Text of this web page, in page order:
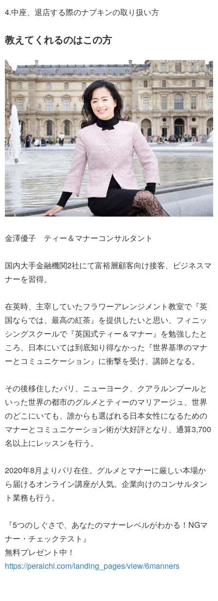
4.中座、退店する際のナプキンの取り扱い方
教えてくれるのはこの方
金澤優子 ティー＆マナーコンサルタント
国内大手金融機関2社にて富裕層顧客向け接客、ビジネスマ
ナーを習得。
在英時、主宰していたフラワーアレンジメント教室で『英
国ならでは、最高の紅茶』を提供したいと思い、フィニッ
シングスクールで『英国式ティー＆マナー』を勉強したと
ころ、日本にいては到底知り得なかった『世界基準のマナ
ーとコミュニケーション』に衝撃を受け、講師となる。
その後移住したパリ、ニューヨーク、クアラルンプールと
いった世界の都市のグルメとティーのマリアージュ、世界
のどこにいても、誰からも選ばれる日本女性になるための
マナーとコミュニケーション術が大好評となり、通算3,700
名以上にレッスンを行う。
2020年8月よりパリ在住。グルメとマナーに厳しい本場か
ら届けるオンライン講座が人気。企業向けのコンサルタン
ト業務も行う。
『5つのしぐさで、あなたのマナーレベルがわかる！NGマ
ナー・チェックテスト』
無料プレゼント中！
https://peraichi.com/landing_pages/view/6manners